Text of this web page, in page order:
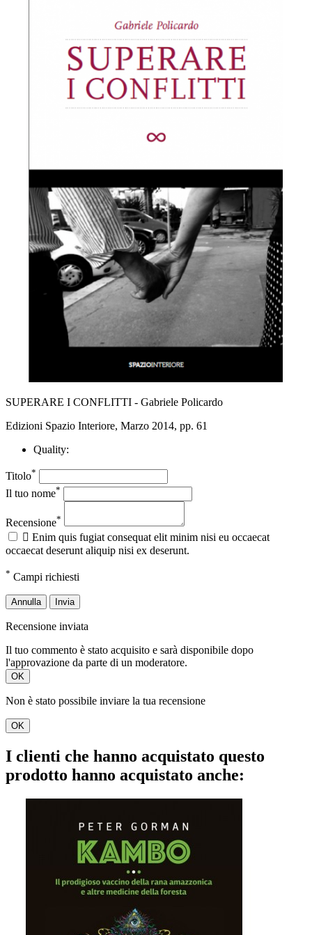
SUPERARE I CONFLITTI - Gabriele Policardo
Edizioni Spazio Interiore, Marzo 2014, pp. 61
Quality:
Titolo*
Il tuo nome*
Recensione*
 Enim quis fugiat consequat elit minim nisi eu occaecat
occaecat deserunt aliquip nisi ex deserunt.
* Campi richiesti
Annulla Invia
Recensione inviata
Il tuo commento è stato acquisito e sarà disponibile dopo
l'approvazione da parte di un moderatore.
OK
Non è stato possibile inviare la tua recensione
OK
I clienti che hanno acquistato questo
prodotto hanno acquistato anche: